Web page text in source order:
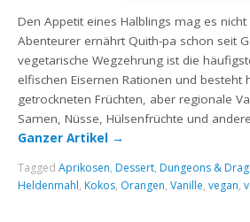
Den Appetit eines Halblings mag es
Abenteurer ernährt Quith-pa schon seit
vegetarische Wegzehrung ist die
elfischen Eisernen Rationen und besteht
getrockneten Früchten, aber regionale
Samen, Nüsse, Hülsenfrüchte und
Ganzer Artikel →
TaggedAprikosen, Dessert, Dungeons &
Heldenmahl, Kokos, Orangen,Vanille,vegan,